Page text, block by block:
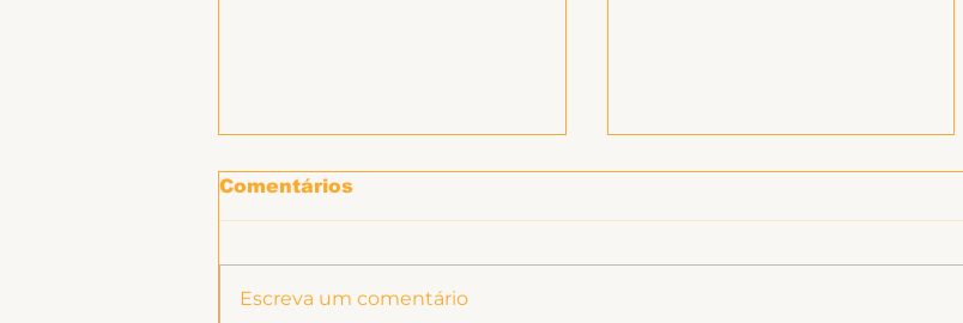
Comentários
Escreva um comentário